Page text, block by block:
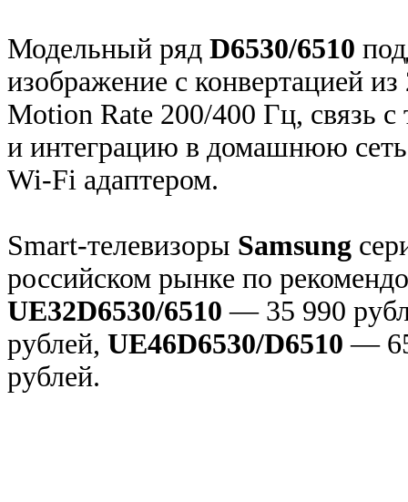
Модельный ряд D6530/6510
изображение с конвертацией
Motion Rate 200/400 Гц, связь
и интеграцию в домашнюю
Wi-Fi адаптером.
Smart-телевизоры Samsung
российском рынке по
UE32D6530/6510 — 35 990
рублей, UE46D6530/D6510 —
рублей.